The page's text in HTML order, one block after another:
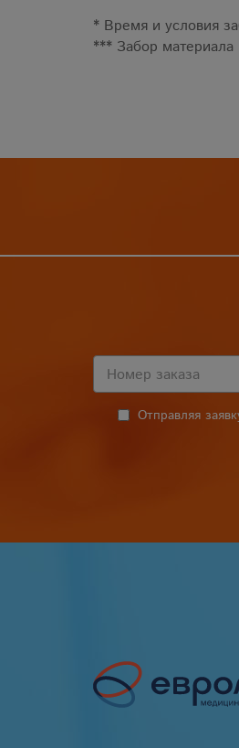
* Время и условия
*** Забор материала
Отправляя